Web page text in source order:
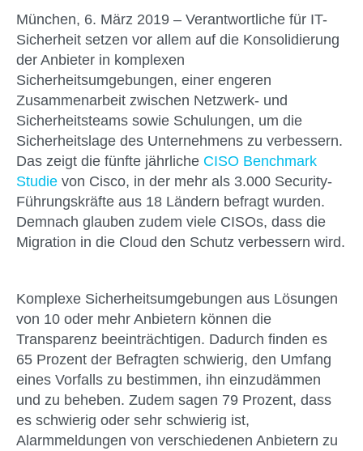
München, 6. März 2019 – Verantwortliche für IT-
Sicherheit setzen vor allem auf die Konsolidierung
der Anbieter in komplexen
Sicherheitsumgebungen, einer engeren
Zusammenarbeit zwischen Netzwerk- und
Sicherheitsteams sowie Schulungen, um die
Sicherheitslage des Unternehmens zu verbessern.
Das zeigt die fünfte jährliche CISO Benchmark
Studie von Cisco, in der mehr als 3.000 Security-
Führungskräfte aus 18 Ländern befragt wurden.
Demnach glauben zudem viele CISOs, dass die
Migration in die Cloud den Schutz verbessern wird.
Komplexe Sicherheitsumgebungen aus Lösungen
von 10 oder mehr Anbietern können die
Transparenz beeinträchtigen. Dadurch finden es
65 Prozent der Befragten schwierig, den Umfang
eines Vorfalls zu bestimmen, ihn einzudämmen
und zu beheben. Zudem sagen 79 Prozent, dass
es schwierig oder sehr schwierig ist,
Alarmmeldungen von verschiedenen Anbietern zu